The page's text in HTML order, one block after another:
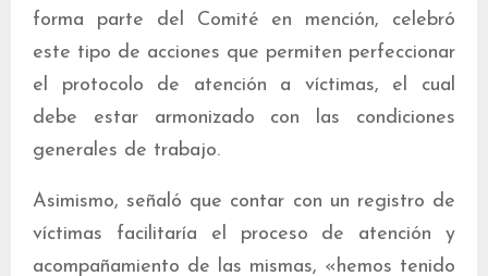
forma parte del Comité en mención, celebró
este tipo de acciones que permiten perfeccionar
el protocolo de atención a víctimas, el cual
debe estar armonizado con las condiciones
generales de trabajo.
Asimismo, señaló que contar con un registro de
víctimas facilitaría el proceso de atención y
acompañamiento de las mismas, «hemos tenido